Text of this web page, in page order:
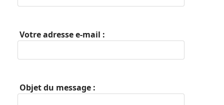
Votre adresse e-mail :
Objet du message :